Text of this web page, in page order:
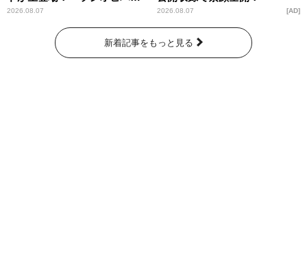
ー昼ズ』
2026.08.07 2026.08.07 AD
新着記事をもっと見る